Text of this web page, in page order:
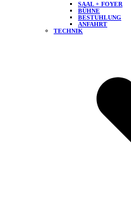
SAAL + FOYER
BÜHNE
BESTUHLUNG
ANFAHRT
TECHNIK